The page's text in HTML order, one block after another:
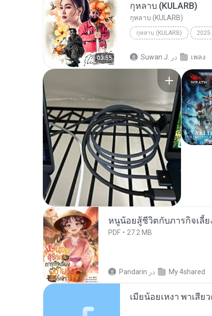
03:55
กุหลาบ (KULARB)
กุหลาบ (KULARB)
กุหลาบ (KULARB) 2025
Suwan J. در เพลง
หนูน้อยสู้ชีวิตกับภารกิจเลี้
PDF 27.2 MB
Pandarin در My 4shared